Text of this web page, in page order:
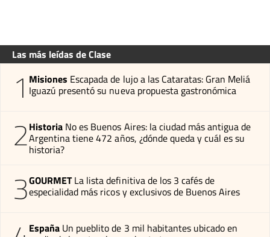
Las más leídas de Clase
1 Misiones Escapada de lujo a las Cataratas: Gran Meliá
Iguazú presentó su nueva propuesta gastronómica
2Historia No es Buenos Aires: la ciudad más antigua de
Argentina tiene 472 años, ¿dónde queda y cuál es su
historia?
3GOURMET La lista definitiva de los 3 cafés de
especialidad más ricos y exclusivos de Buenos Aires
España Un pueblito de 3 mil habitantes ubicado en